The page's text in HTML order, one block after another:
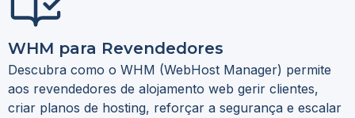
WHM para Revendedores
Descubra como o WHM (WebHost Manager) permite
aos revendedores de alojamento web gerir clientes,
criar planos de hosting, reforçar a segurança e escalar